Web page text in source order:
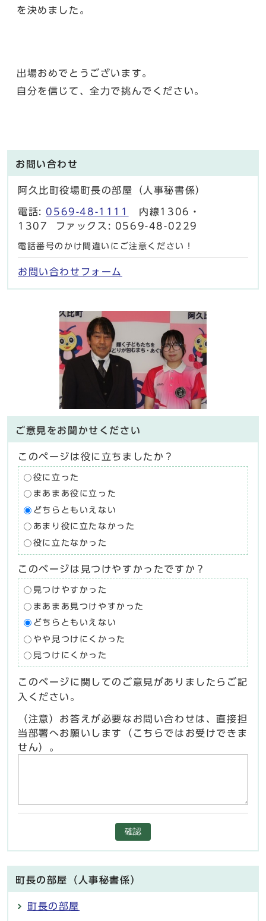
を決めました。
出場おめでとうございます。
自分を信じて、全力で挑んでください。
お問い合わせ
阿久比町役場町長の部屋（人事秘書係）
電話: 0569-48-1111
内線1306・
1307 ファックス: 0569-48-0229
電話番号のかけ間違いにご注意ください！
お問い合わせフォーム
ご意見をお聞かせください
このページは役に立ちましたか？
役に立った
まあまあ役に立った
どちらともいえない
あまり役に立たなかった
役に立たなかった
このページは見つけやすかったですか？
見つけやすかった
まあまあ見つけやすかった
どちらともいえない
やや見つけにくかった
見つけにくかった
このページに関してのご意見がありましたらご記
入ください。
（注意）お答えが必要なお問い合わせは、直接担
当部署へお願いします（こちらではお受けできま
せん）。
確認
町長の部屋（人事秘書係）
町長の部屋